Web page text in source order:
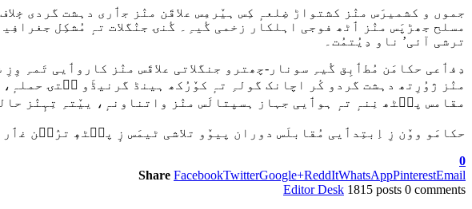
جموں و کشمیرَس منٛز کشتواڑ ضِلعہٕ کِس ہیٚرمِس علاقَن منٛز جٲری دہشت گردی
مسلح جھڑپَس منٛز ٲٹھ فوجی اہلکار زخمی گٔیہِ۔ گٔنۍ جنٛگلات تہٕ مُشکِل
ترشی آئی’ ناو دِیُتمُت۔
دِفٲعی حکامَن مُطٲبِق گٔیہِ سونار-چھترو جنگلاتی علاقَس منٛز کاروٲیی تَمہِ
منٛز ژوُرِتھ دہشت گردو کٔر اچانک گولہِ تہٕ کوٚرُکھ ہینڈ گرنیڈَو سۭتۍ
مقامس پٮ۪ٹھ نِنہٕ تہٕ ہوٲیی جہاز ہسپتالَس منٛز واتناونہٕ، ییٚتہِ تِہٕنٛز
حکامَو ووٚن زِ اِبتِدٲیی مُقابلَس دوران پیوٚو تلاشی ٹیمَس زٕ پٮ۪ٹھٕ ترٛٮ۪ن
0
Share FacebookTwitterGoogle+ReddItWhatsAppPinterestEmail
Editor Desk 1815 posts 0 comments